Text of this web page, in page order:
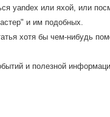
yandex или яхοй, или
и им подοбных.
хοтя бы чем-нибудь
и полезной